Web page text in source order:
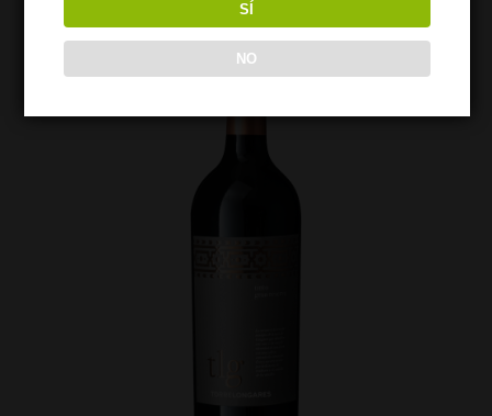
SÍ
NO